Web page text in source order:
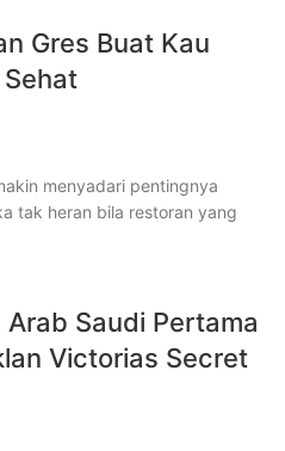
Gres Buat Kau
menyadari pentingnya
tak heran bila restoran yang
Saudi Pertama
Victorias Secret